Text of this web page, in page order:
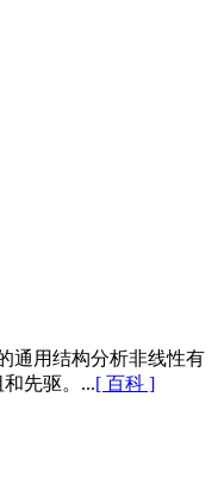
通用结构分析非线性有
先驱。...[ 百科 ]